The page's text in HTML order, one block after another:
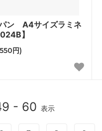
ン A4サイズラミネ
】
円)
- 60 表示